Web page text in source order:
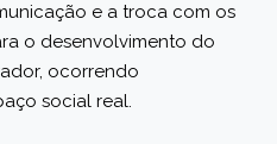
e a troca com os
o desenvolvimento do
ocorrendo
social real.